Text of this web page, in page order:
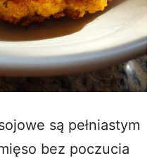
są pełniastym
bez poczucia